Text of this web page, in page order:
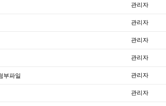
관리자
관리자
관리자
관리자
관리자
관리자